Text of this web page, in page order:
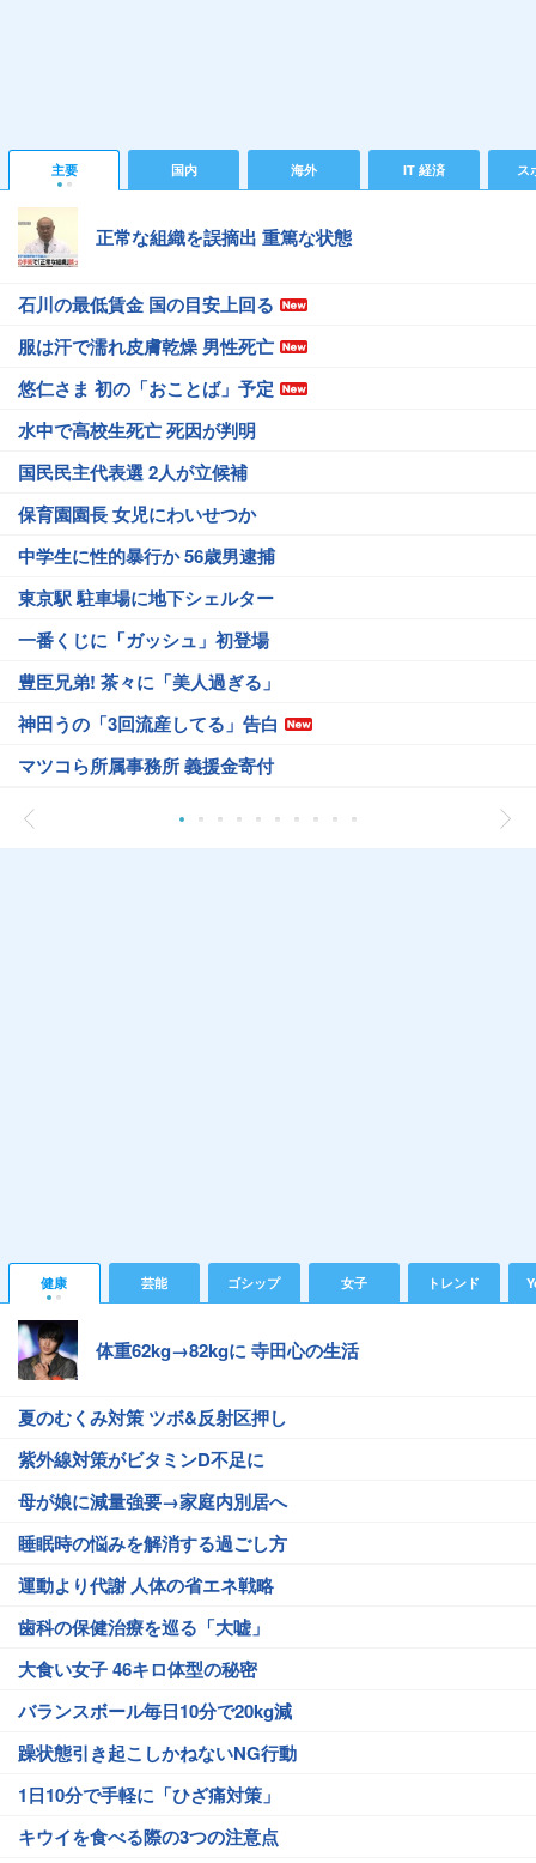
主要 国内 海外 IT 経済 ス
正常な組織を誤摘出 重篤な状態
石川の最低賃金 国の目安上回る
服は汗で濡れ皮膚乾燥 男性死亡
悠仁さま 初の「おことば」予定
水中で高校生死亡 死因が判明
国民民主代表選 2人が立候補
保育園園長 女児にわいせつか
中学生に性的暴行か 56歳男逮捕
東京駅 駐車場に地下シェルター
一番くじに「ガッシュ」初登場
豊臣兄弟! 茶々に「美人過ぎる」
神田うの「3回流産してる」告白
マツコら所属事務所 義援金寄付
健康 芸能 ゴシップ 女子 トレンド
体重62kg→82kgに 寺田心の生活
夏のむくみ対策 ツボ&反射区押し
紫外線対策がビタミンD不足に
母が娘に減量強要→家庭内別居へ
睡眠時の悩みを解消する過ごし方
運動より代謝 人体の省エネ戦略
歯科の保健治療を巡る「大嘘」
大食い女子 46キロ体型の秘密
バランスボール毎日10分で20kg減
躁状態引き起こしかねないNG行動
1日10分で手軽に「ひざ痛対策」
キウイを食べる際の3つの注意点